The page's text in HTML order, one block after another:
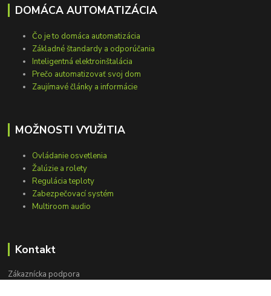
DOMÁCA AUTOMATIZÁCIA
Čo je to domáca automatizácia
Základné štandardy a odporúčania
Inteligentná elektroinštalácia
Prečo automatizovať svoj dom
Zaujímavé články a informácie
MOŽNOSTI VYUŽITIA
Ovládanie osvetlenia
Žalúzie a rolety
Regulácia teploty
Zabezpečovací systém
Multiroom audio
Kontakt
Zákaznícka podpora